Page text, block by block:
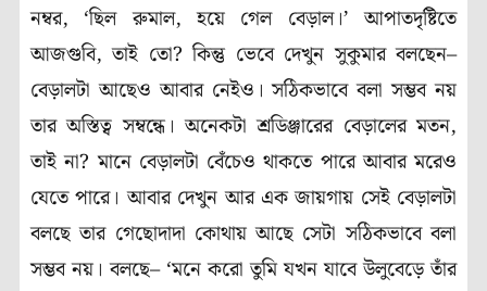
নম্বর, ‘ছিল রুমাল, হয়ে গেল বেড়াল।’ আপাতদৃষ্টিতে
আজগুবি, তাই তো? কিন্তু ভেবে দেখুন সুকুমার বলছেন–
বেড়ালটা আছেও আবার নেইও। সঠিকভাবে বলা সম্ভব নয়
তার অস্তিত্ব সম্বন্ধে। অনেকটা শ্রডিঞ্জারের বেড়ালের মতন,
তাই না? মানে বেড়ালটা বেঁচেও থাকতে পারে আবার মরেও
যেতে পারে। আবার দেখুন আর এক জায়গায় সেই বেড়ালটা
বলছে তার গেছোদাদা কোথায় আছে সেটা সঠিকভাবে বলা
সম্ভব নয়। বলছে– ‘মনে করো তুমি যখন যাবে উলুবেড়ে তাঁর